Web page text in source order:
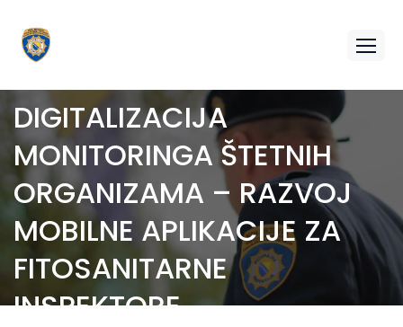
PROJEKAT PHYTO BIH I
DIGITALIZACIJA
MONITORINGA ŠTETNIH
ORGANIZAMA – RAZVOJ
MOBILNE APLIKACIJE ZA
FITOSANITARNE
INSPEKTORE